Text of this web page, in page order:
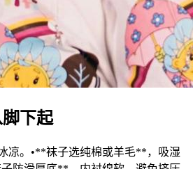
下起
凉。•**袜子选纯棉或羊毛**，吸湿